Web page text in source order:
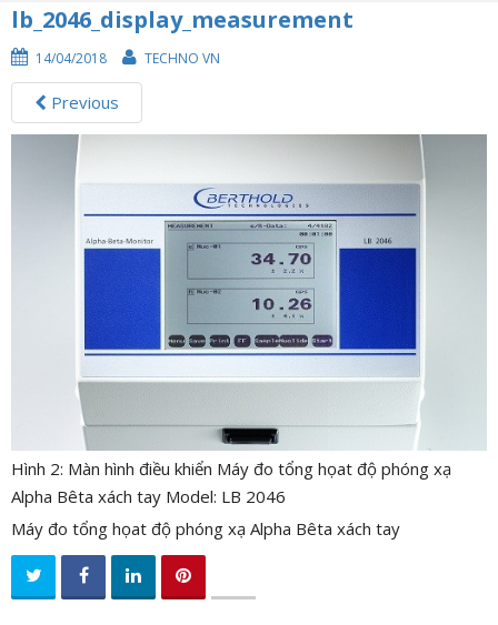
g
v
i
o
n
lb_2046_display_measurement
14/04/2018 TECHNO VN
Previous
Hình 2: Màn hình điều khiển Máy đo tổng họat độ phóng xạ
Alpha Bêta xách tay Model: LB 2046
Máy đo tổng họat độ phóng xạ Alpha Bêta xách tay